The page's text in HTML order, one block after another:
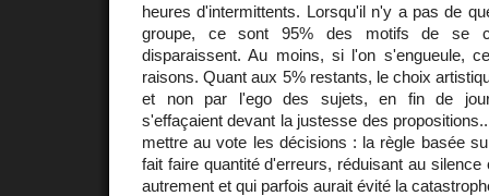
heures d'intermittents. Lorsqu'il n'y a pas de
groupe, ce sont 95% des motifs de se
disparaissent. Au moins, si l'on s'engueule,
raisons. Quant aux 5% restants, le choix
et non par l'ego des sujets, en fin de
s'effaçaient devant la justesse des
mettre au vote les décisions : la règle basée
fait faire quantité d'erreurs, réduisant au
autrement et qui parfois aurait évité la